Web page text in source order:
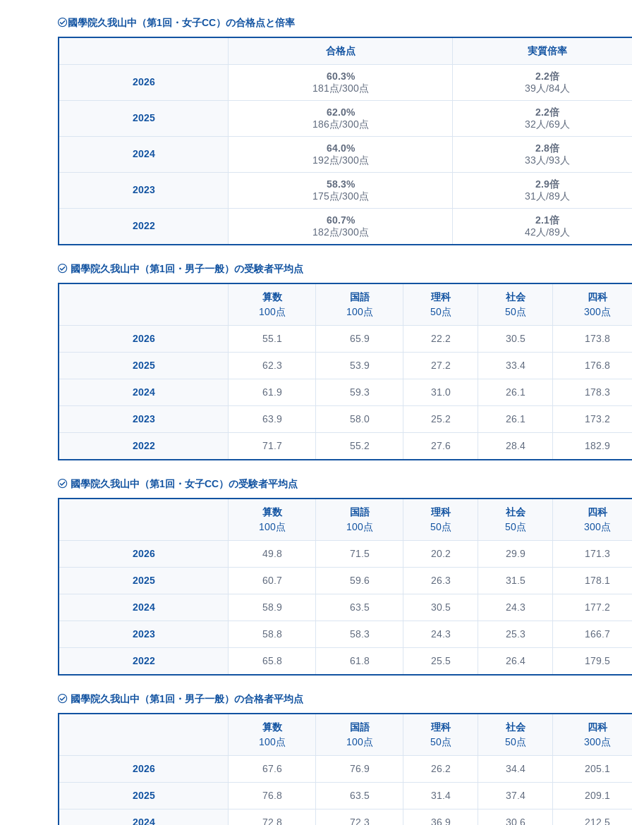
國學院久我山中（第1回・女子CC）の合格点と倍率
合格点 実質倍率
2026
60.3%
181点/300点
2.2倍
39人/84人
2025
62.0%
186点/300点
2.2倍
32人/69人
2024
64.0%
192点/300点
2.8倍
33人/93人
2023
58.3%
175点/300点
2.9倍
31人/89人
2022
60.7%
182点/300点
2.1倍
42人/89人
國學院久我山中（第1回・男子一般）の受験者平均点
算数
100点
国語
100点
理科
50点
社会
50点
四科
300点
2026 55.1 65.9 22.2 30.5 173.8
2025 62.3 53.9 27.2 33.4 176.8
2024 61.9 59.3 31.0 26.1 178.3
2023 63.9 58.0 25.2 26.1 173.2
2022 71.7 55.2 27.6 28.4 182.9
國學院久我山中（第1回・女子CC）の受験者平均点
算数
100点
国語
100点
理科
50点
社会
50点
四科
300点
2026 49.8 71.5 20.2 29.9 171.3
2025 60.7 59.6 26.3 31.5 178.1
2024 58.9 63.5 30.5 24.3 177.2
2023 58.8 58.3 24.3 25.3 166.7
2022 65.8 61.8 25.5 26.4 179.5
國學院久我山中（第1回・男子一般）の合格者平均点
算数
100点
国語
100点
理科
50点
社会
50点
四科
300点
2026 67.6 76.9 26.2 34.4 205.1
2025 76.8 63.5 31.4 37.4 209.1
2024 72.8 72.3 36.9 30.6 212.5